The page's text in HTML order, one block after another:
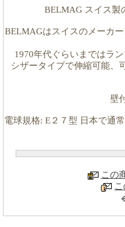
BELMAG スイス製
BELMAGはスイスのメーカ
1970年代ぐらいまではラ
シザータイプで伸縮可能、
壁
電球規格: E２７型 日本で通
この